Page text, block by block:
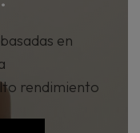
en
rendimiento